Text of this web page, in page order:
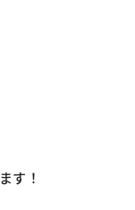
す！